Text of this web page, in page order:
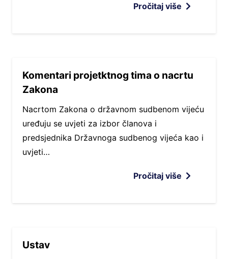
Pročitaj više
Komentari projetktnog tima o nacrtu
Zakona
Nacrtom Zakona o državnom sudbenom vijeću
uređuju se uvjeti za izbor članova i
predsjednika Državnoga sudbenog vijeća kao i
uvjeti…
Pročitaj više
Ustav